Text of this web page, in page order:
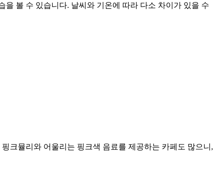
볼 수 있습니다. 날씨와 기온에 따라 다소 차이가 있을 수
크뮬리와 어울리는 핑크색 음료를 제공하는 카페도 많으니,